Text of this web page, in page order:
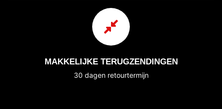
MAKKELIJKE TERUGZENDINGEN
30 dagen retourtermijn